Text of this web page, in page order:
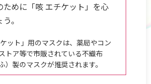
ために「咳 エチケット」を心
。
ット」用のマスクは、薬局やコン
トア等で市販されている不織布
）製のマスクが推奨されます。